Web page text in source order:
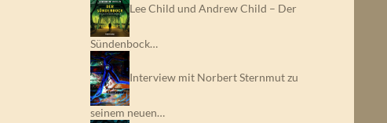
Lee Child und Andrew Child – Der
Sündenbock…
Interview mit Norbert Sternmut zu
seinem neuen…